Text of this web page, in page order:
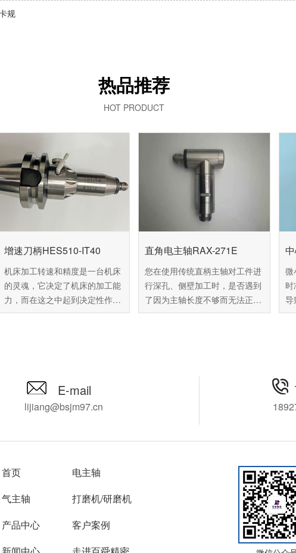
规
热品推荐
HOT PRODUCT
增速刀柄HES510-IT40
机床加工转速和精度是一台机床
的灵魂，它决定了机床的加工能
力，而在这之中起到决定性作用
的是主轴。传统主轴体积大、转
IT40，只需要加装这款主轴即刻
转速，是目前中小企业提升主轴
直角电主轴RAX-271E
您在使用传统直柄主轴对工件进
行深孔、侧壁加工时，是否遇到
了因为主轴长度不够而无法正常
加工的情况？针对这种现象，百
微
时
导
绕
轴
时
详
E-mail
lijiang@bsjm97.cn
首页
电主轴
气主轴
打磨机/研磨机
产品中心
客户案例